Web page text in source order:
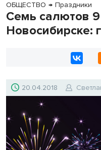
ОБЩЕСТВО → Праздники
Семь салютов
Новосибирске:
20.04.2018